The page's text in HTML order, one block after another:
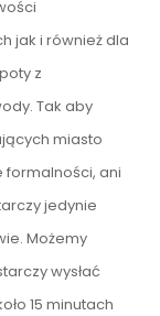
jak i również dla
z
Tak aby
miasto
formalności, ani
jedynie
Możemy
wysłać
15 minutach